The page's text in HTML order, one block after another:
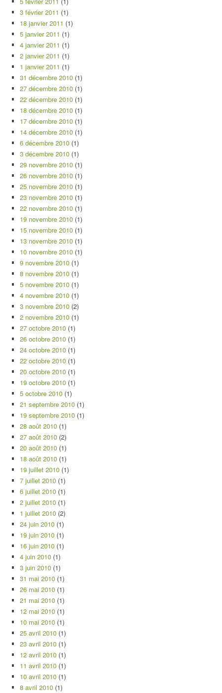
3 février 2011 (1)
18 janvier 2011 (1)
5 janvier 2011 (1)
4 janvier 2011 (1)
2 janvier 2011 (1)
1 janvier 2011 (1)
31 décembre 2010 (1)
27 décembre 2010 (1)
22 décembre 2010 (1)
18 décembre 2010 (1)
17 décembre 2010 (1)
14 décembre 2010 (1)
6 décembre 2010 (1)
3 décembre 2010 (1)
29 novembre 2010 (1)
26 novembre 2010 (1)
25 novembre 2010 (1)
23 novembre 2010 (1)
22 novembre 2010 (1)
19 novembre 2010 (1)
15 novembre 2010 (1)
13 novembre 2010 (1)
10 novembre 2010 (1)
9 novembre 2010 (1)
8 novembre 2010 (1)
5 novembre 2010 (1)
4 novembre 2010 (1)
3 novembre 2010 (2)
2 novembre 2010 (1)
27 octobre 2010 (1)
26 octobre 2010 (1)
24 octobre 2010 (1)
22 octobre 2010 (1)
20 octobre 2010 (1)
19 octobre 2010 (1)
5 octobre 2010 (1)
21 septembre 2010 (1)
19 septembre 2010 (1)
28 août 2010 (1)
27 août 2010 (2)
20 août 2010 (1)
18 août 2010 (1)
19 juillet 2010 (1)
7 juillet 2010 (1)
6 juillet 2010 (1)
2 juillet 2010 (1)
1 juillet 2010 (2)
24 juin 2010 (1)
19 juin 2010 (1)
16 juin 2010 (1)
4 juin 2010 (1)
3 juin 2010 (1)
31 mai 2010 (1)
26 mai 2010 (1)
21 mai 2010 (1)
12 mai 2010 (1)
10 mai 2010 (1)
25 avril 2010 (1)
23 avril 2010 (1)
12 avril 2010 (1)
11 avril 2010 (1)
10 avril 2010 (1)
8 avril 2010 (1)